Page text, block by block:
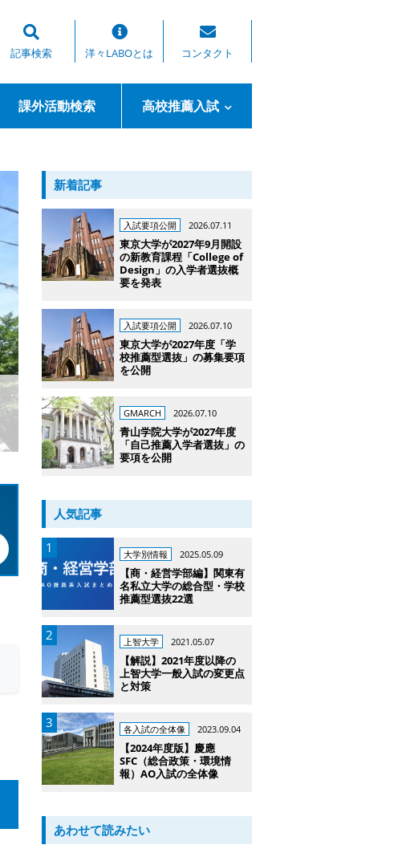
記事検索 洋々LABOとは コンタクト
課外活動検索 高校推薦入試
新着記事
入試要項公開 2026.07.11
東京大学が2027年9月開設
の新教育課程「College of
Design」の入学者選抜概
要を発表
入試要項公開 2026.07.10
東京大学が2027年度「学
校推薦型選抜」の募集要項
を公開
GMARCH 2026.07.10
青山学院大学が2027年度
「自己推薦入学者選抜」の
要項を公開
人気記事
大学別情報 2025.05.09
【商・経営学部編】関東有
名私立大学の総合型・学校
推薦型選抜22選
上智大学 2021.05.07
【解説】2021年度以降の
上智大学一般入試の変更点
と対策
各入試の全体像 2023.09.04
【2024年度版】慶應
SFC（総合政策・環境情
報）AO入試の全体像
あわせて読みたい